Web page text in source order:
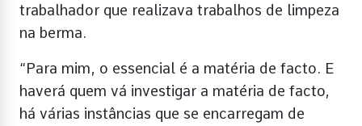
trabalhador que realizava trabalhos de limpeza
na berma.
“Para mim, o essencial é a matéria de facto. E
haverá quem vá investigar a matéria de facto,
há várias instâncias que se encarregam de